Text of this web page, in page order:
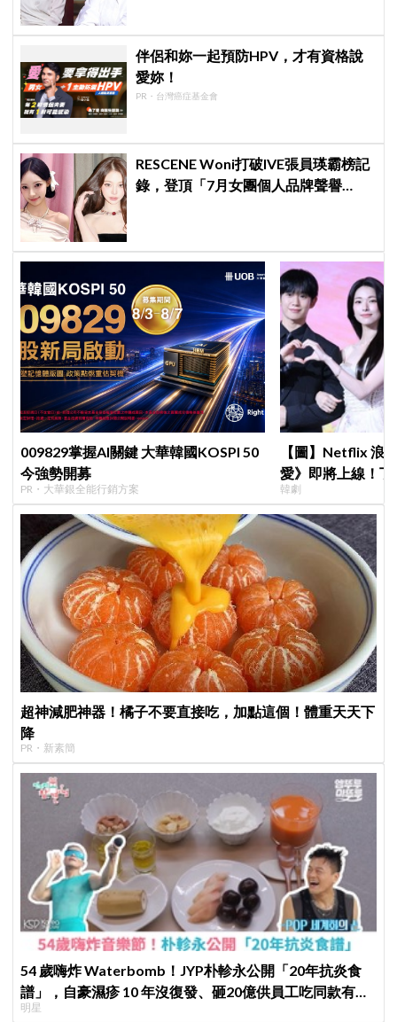
伴侶和妳一起預防HPV，才有資格說
愛妳！
PR・台灣癌症基金會
RESCENE Woni打破IVE張員瑛霸榜記
錄，登頂「7月女團個人品牌聲譽
009829掌握AI關鍵 大華韓國KOSPI 50
今強勢開募
PR・大華銀全能行銷方案
【圖】Netflix 浪
愛》即將上線！
製作發表會，甜
韓劇
超神減肥神器！橘子不要直接吃，加點這個！體重天天下
降
PR・新素簡
54 歲嗨炸 Waterbomb！JYP朴軫永公開「20年抗炎食
譜」，自豪濕疹 10 年沒復發、砸20億供員工吃同款有機
餐
明星